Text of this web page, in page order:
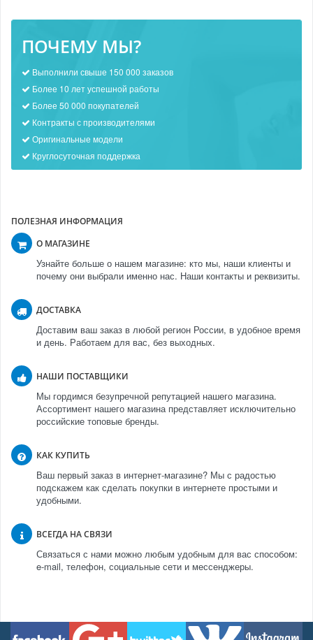
ПОЧЕМУ МЫ?
Выполнили свыше 150 000 заказов
Более 10 лет успешной работы
Более 50 000 покупателей
Контракты с производителями
Оригинальные модели
Круглосуточная поддержка
ПОЛЕЗНАЯ ИНФОРМАЦИЯ
О МАГАЗИНЕ
Узнайте больше о нашем магазине: кто мы, наши клиенты и
почему они выбрали именно нас. Наши контакты и реквизиты.
ДОСТАВКА
Доставим ваш заказ в любой регион России, в удобное время
и день. Работаем для вас, без выходных.
НАШИ ПОСТАВЩИКИ
Мы гордимся безупречной репутацией нашего магазина.
Ассортимент нашего магазина представляет исключительно
российские топовые бренды.
КАК КУПИТЬ
Ваш первый заказ в интернет-магазине? Мы с радостью
подскажем как сделать покупки в интернете простыми и
удобными.
ВСЕГДА НА СВЯЗИ
Связаться с нами можно любым удобным для вас способом:
e-mail, телефон, социальные сети и мессенджеры.